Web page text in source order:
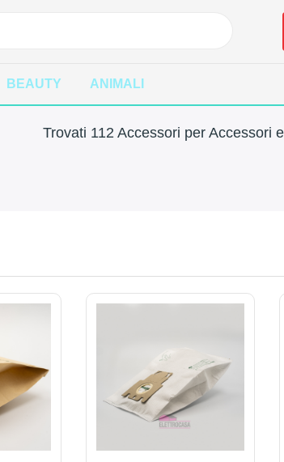
BEAUTY ANIMALI
Trovati 112 Accessori per Accessori